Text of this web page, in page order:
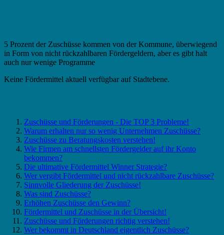
5 Prozent der Zuschüsse kommen von der Kommune, überwiegend
in Form von nicht rückzahlbaren Fördergeldern, aber es gibt halt
auch nur wenige Programme
Keine Fördermittel aktuell verfügbar auf Stadtebene.
Zuschüsse und Förderungen - Die TOP 3 Probleme!
Warum erhalten nur so wenig Unternehmen Zuschüsse?
Zuschüsse zu Beratungskosten verstehen!
Wie Firmen am schnellsten Fördergelder auf ihr Konto
bekommen?
Die ultimative Fördermittel Winner Strategie?
Wer vergibt Fördermittel und nicht rückzahlbare Zuschüsse?
Sinnvolle Gliederung der Zuschüsse!
Was sind Zuschüsse?
Erhöhen Zuschüsse den Gewinn?
Fördermittel und Zuschüsse in der Übersicht!
Zuschüsse und Förderungen richtig verstehen!
Wer bekommt in Deutschland eigentlich Zuschüsse?